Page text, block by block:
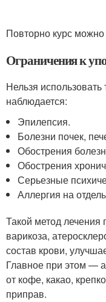
Повторно курс можно
Ограничения к
Нельзя
наблюдается:
Эпилепсия.
Болезни почек,
Обострения
Обострения
Серьезные
Аллергия на
Такой метод лечения
варикоза,
состав крови,
Главное при этом —
от кофе, какао,
приправ.